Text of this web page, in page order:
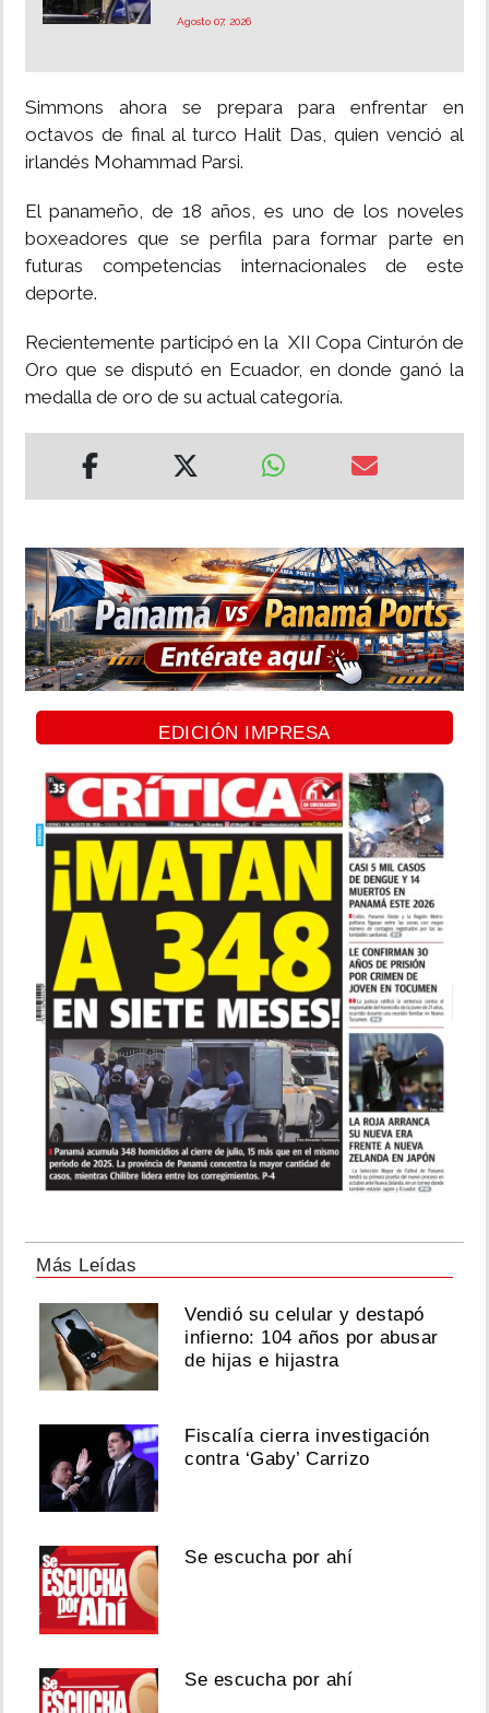
Agosto 07, 2026
Simmons ahora se prepara para enfrentar en
octavos de final al turco Halit Das, quien venció al
irlandés Mohammad Parsi.
El panameño, de 18 años, es uno de los noveles
boxeadores que se perfila para formar parte en
futuras competencias internacionales de este
deporte.
Recientemente participó en la XII Copa Cinturón de
Oro que se disputó en Ecuador, en donde ganó la
medalla de oro de su actual categoría.
EDICIÓN IMPRESA
Más Leídas
Vendió su celular y destapó
infierno: 104 años por abusar
de hijas e hijastra
Fiscalía cierra investigación
contra ‘Gaby’ Carrizo
Se escucha por ahí
Se escucha por ahí